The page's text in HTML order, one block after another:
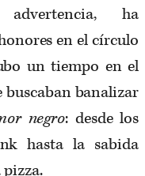
ha
en el círculo
un tiempo en el
buscaban banalizar
negro: desde los
hasta la sabida